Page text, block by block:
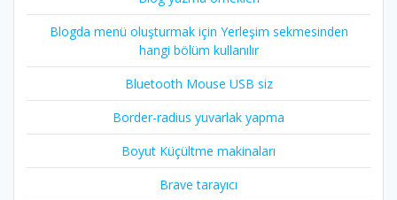
Blogda menü oluşturmak için Yerleşim sekmesinden
hangi bölüm kullanılır
Bluetooth Mouse USB siz
Border-radius yuvarlak yapma
Boyut Küçültme makinaları
Brave tarayıcı